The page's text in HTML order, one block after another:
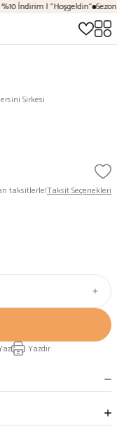
İndirim | "Hoşgeldin"
Sirkesi
taksitlerle!Taksit Seçenekleri
Yazdır